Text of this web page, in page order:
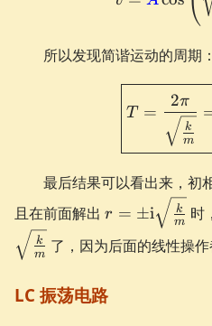
所以发现简谐运动的周期：
T =
m
k
2π
最后结果可以看出来，初
且在前面解出 r = \pm \i
\sqrt\frac{k}
{m}
r = ±i m
k 时
m
k 了，因为后面的线性操
LC 振荡电路